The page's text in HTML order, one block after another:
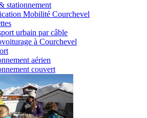
stationnement
Mobilité Courchevel
urbain par câble
à Courchevel
aérien
couvert